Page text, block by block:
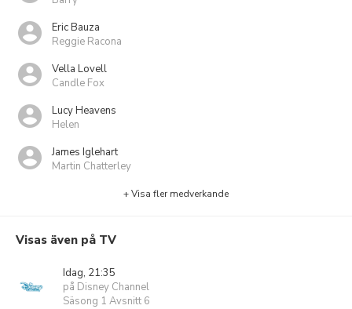
Eric Bauza
Reggie Racona
Vella Lovell
Candle Fox
Lucy Heavens
Helen
James Iglehart
Martin Chatterley
+ Visa fler medverkande
Visas även på TV
Idag, 21:35
på Disney Channel
Säsong 1 Avsnitt 6